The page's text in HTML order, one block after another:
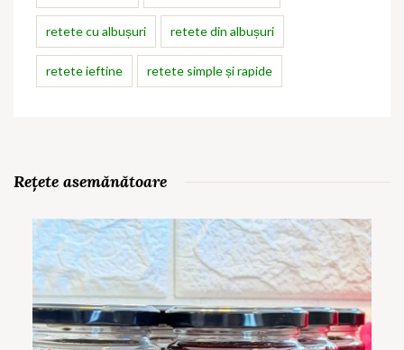
retete cu albușuri retete din albușuri
retete ieftine retete simple și rapide
Rețete asemănătoare